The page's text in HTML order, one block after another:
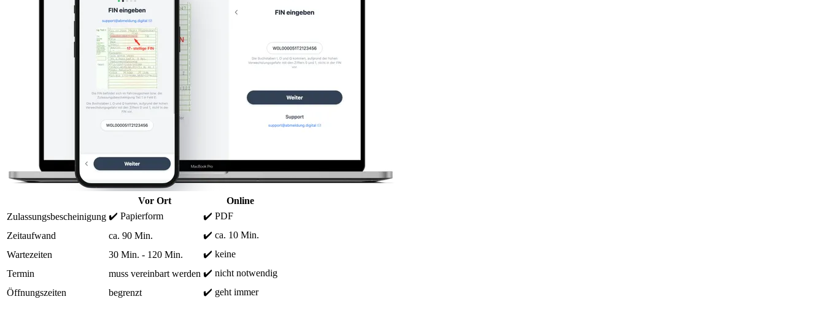
Vor Ort
Online
Zulassungsbescheinigung ✔️ Papierform
✔️ PDF
Zeitaufwand
ca. 90 Min.
✔️ ca. 10 Min.
Wartezeiten
30 Min. - 120 Min.
✔️ keine
Termin
muss vereinbart werden ✔️ nicht notwendig
Öffnungszeiten
begrenzt ✔️ geht immer